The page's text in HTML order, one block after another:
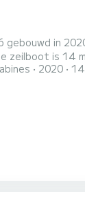
gebouwd in
2020